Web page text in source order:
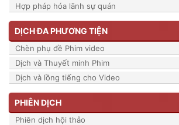
Hợp pháp hóa lãnh sự quán
DỊCH ĐA PHƯƠNG TIỆN
Chèn phụ đề Phim video
Dịch và Thuyết minh Phim
Dịch và lồng tiếng cho Video
PHIÊN DỊCH
Phiên dịch hội thảo